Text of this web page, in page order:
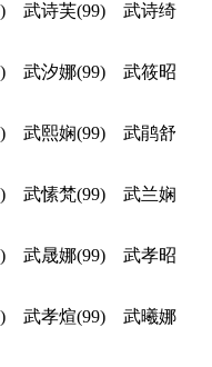
武诗芙(99) 武诗绮
武汐娜(99) 武筱昭
武熙娴(99) 武鹃舒
武愫梵(99) 武兰娴
武晟娜(99) 武孝昭
武孝煊(99) 武曦娜